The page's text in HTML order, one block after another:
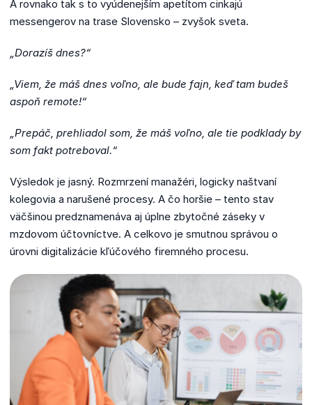
A rovnako tak s to vyúdenejším apetítom cinkajú
messengerov na trase Slovensko – zvyšok sveta.
„Dorazíš dnes?“
„Viem, že máš dnes voľno, ale bude fajn, keď tam budeš
aspoň remote!“
„Prepáč, prehliadol som, že máš voľno, ale tie podklady by
som fakt potreboval.“
Výsledok je jasný. Rozmrzení manažéri, logicky naštvaní
kolegovia a narušené procesy. A čo horšie – tento stav
väčšinou predznamenáva aj úplne zbytočné záseky v
mzdovom účtovníctve. A celkovo je smutnou správou o
úrovni digitalizácie kľúčového firemného procesu.